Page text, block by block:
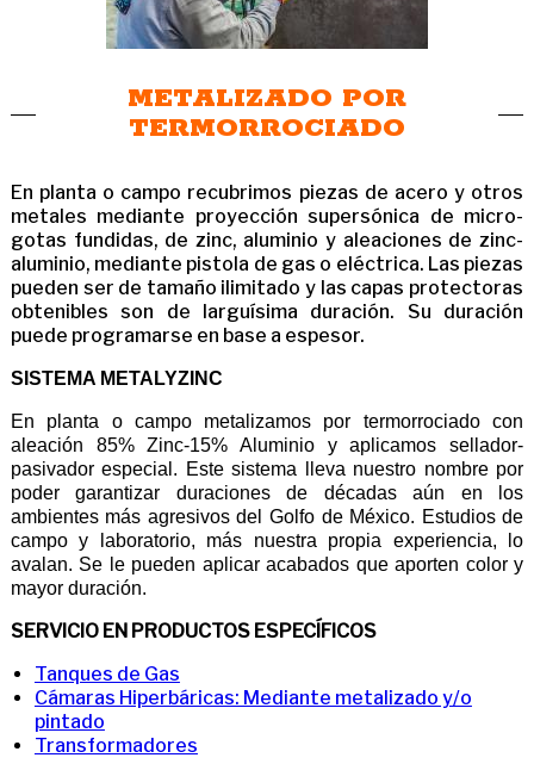
METALIZADO POR
TERMORROCIADO
En planta o campo recubrimos piezas de acero y otros
metales mediante proyección supersónica de micro-
gotas fundidas, de zinc, aluminio y aleaciones de zinc-
aluminio, mediante pistola de gas o eléctrica. Las piezas
pueden ser de tamaño ilimitado y las capas protectoras
obtenibles son de larguísima duración. Su duración
puede programarse en base a espesor.
SISTEMA METALYZINC
En planta o campo metalizamos por termorrociado con
aleación 85% Zinc-15% Aluminio y aplicamos sellador-
pasivador especial. Este sistema lleva nuestro nombre por
poder garantizar duraciones de décadas aún en los
ambientes más agresivos del Golfo de México. Estudios de
campo y laboratorio, más nuestra propia experiencia, lo
avalan. Se le pueden aplicar acabados que aporten color y
mayor duración.
SERVICIO EN PRODUCTOS ESPECÍFICOS
Tanques de Gas
Cámaras Hiperbáricas: Mediante metalizado y/o
pintado
Transformadores